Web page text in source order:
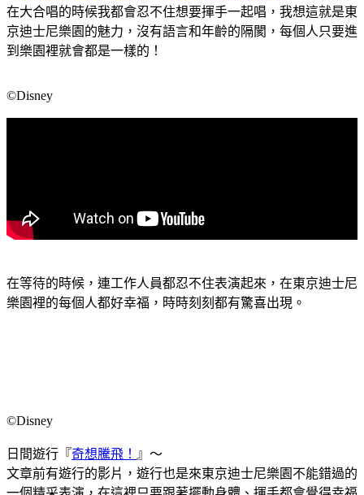
在大合唱的時候我都會忍不住想要揮手一起唱，我想這就是東
京迪士尼樂園的魅力，沒有語言和年齡的隔閡，每個人只要進
到樂園裡就會都是一樣的！
©Disney
在等待的時候，連工作人員都忍不住表演起來，在東京迪士尼
樂園裡的每個人都好幸福，時時刻刻都有驚喜出現。
©Disney
日間遊行『奇想騰飛！ 』～
文章前有遊行的影片，遊行也是來東京迪士尼樂園不能錯過的